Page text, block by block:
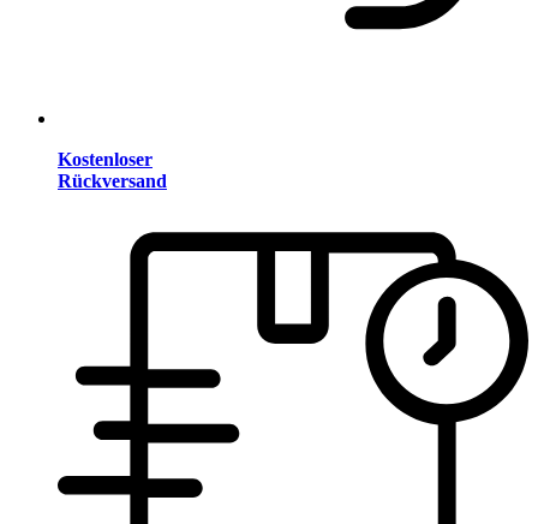
Kostenloser
Rückversand